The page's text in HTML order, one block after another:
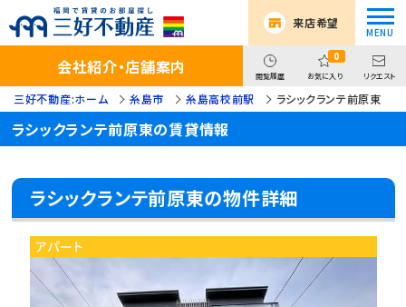
来店希望
会社紹介・店舗案内 閲覧履歴
0
お気に入り リクエスト
三好不動産:ホーム 糸島市 糸島高校前駅 ラシックランテ前原東
ラシックランテ前原東の賃貸情報
ラシックランテ前原東の物件詳細
アパート